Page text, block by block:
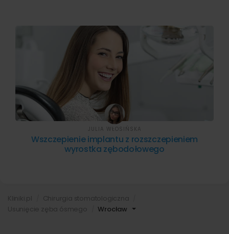
Wrocław
Wszczepienie implantu z rozszczepieniem
wyrostka zębodołowego
JULIA WŁOSIŃSKA